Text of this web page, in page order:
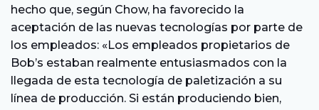
hecho que, según Chow, ha favorecido la
aceptación de las nuevas tecnologías por parte de
los empleados: «Los empleados propietarios de
Bob’s estaban realmente entusiasmados con la
llegada de esta tecnología de paletización a su
línea de producción. Si están produciendo bien,